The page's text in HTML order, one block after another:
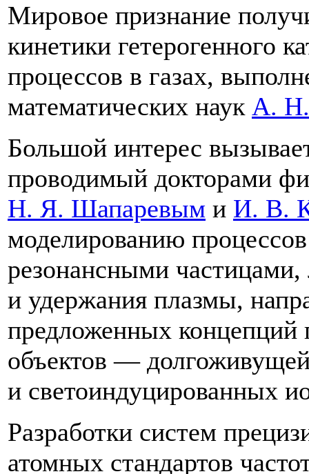
Мировое признание
кинетики гетерогенного
процессов в газах,
математических наук А. Н.
Большой интерес
проводимый докторами
Н. Я. Шапаревым и И. В.
моделированию
резонансными частицами,
и удержания плазмы,
предложенных концепций
объектов —
и светоиндуцированных
Разработки систем
атомных стандартов